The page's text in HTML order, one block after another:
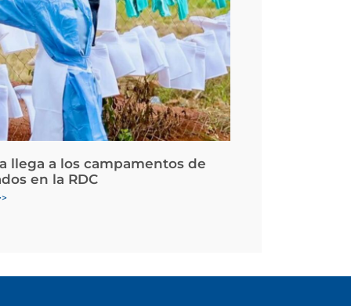
llega a los campamentos de
en la RDC